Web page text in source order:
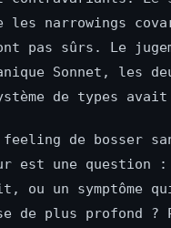
les narrowings
pas sûrs. Le
Sonnet, les
de types
de bosser
est une question
ou un symptôme
de plus profond